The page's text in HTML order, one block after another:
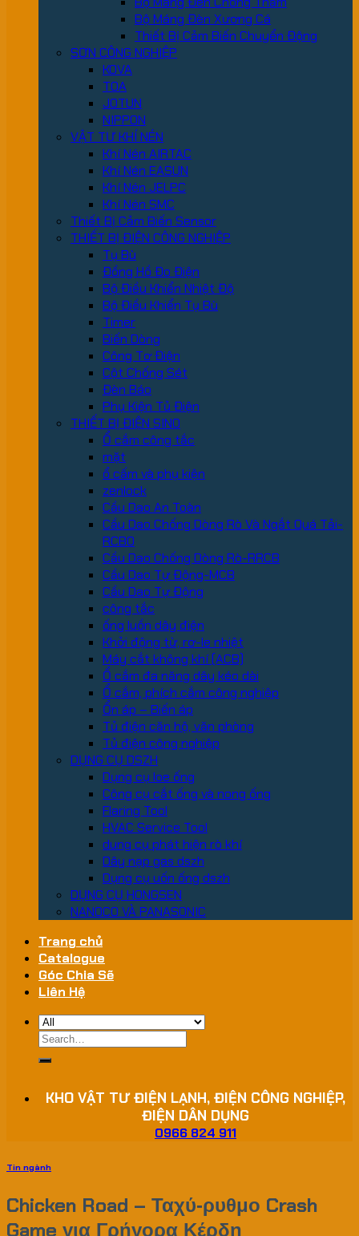
Bộ Máng Đèn Xương Cá
Thiết Bị Cảm Biến Chuyển Động
SƠN CÔNG NGHIỆP
KOVA
TOA
JOTUN
NIPPON
VẬT TƯ KHÍ NÉN
Khí Nén AIRTAC
Khí Nén EASUN
Khí Nén JELPC
Khí Nén SMC
Thiết Bị Cảm Biến Sensor
THIẾT BỊ ĐIỆN CÔNG NGHIỆP
Tụ Bù
Đồng Hồ Đo Điện
Bộ Điều Khiển Nhiệt Độ
Bộ Điều Khiển Tụ Bù
Timer
Biến Dòng
Công Tơ Điện
Cột Chống Sét
Đèn Báo
Phụ Kiện Tủ Điện
THIẾT BỊ ĐIỆN SINO
Ổ cắm công tắc
mặt
ổ cấm và phụ kiện
zenlock
Cầu Dao An Toàn
Cầu Dao Chống Dòng Rò Và Ngắt Quá Tải-
RCBO
Cầu Dao Chống Dòng Rò-RRCB
Cầu Dao Tự Động-MCB
Cầu Dao Tự Động
công tắc
ống luồn dây điện
Khởi động từ, rơ-le nhiệt
Máy cắt không khí (ACB)
Ổ cắm đa năng dây kéo dài
Ổ cắm, phích cắm công nghiệp
Ổn áp – Biến áp
Tủ điện căn hộ, văn phòng
Tủ điện công nghiệp
DỤNG CỤ DSZH
Dụng cụ loe ống
Công cụ cắt ống và nong ống
Flaring Tool
HVAC Service Tool
dung cụ phát hiện rò khí
Dây nạp gas dszh
Dụng cụ uốn ống dszh
DỤNG CỤ HONGSEN
NANOCO VÀ PANASONIC
Trang chủ
Catalogue
Góc Chia Sẽ
Liên Hệ
Search
for:
KHO VẬT TƯ ĐIỆN LẠNH, ĐIỆN CÔNG NGHIỆP,
ĐIỆN DÂN DỤNG
0966 824 911
Tin ngành
Chicken Road – Ταχύ‑ρυθμο Crash
Game για Γρήγορα Κέρδη